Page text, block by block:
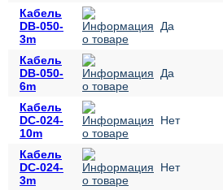
Кабель
DB-050-
3m
Да
Кабель
DB-050-
6m
Да
Кабель
DC-024-
10m
Нет
Кабель
DC-024-
3m
Нет